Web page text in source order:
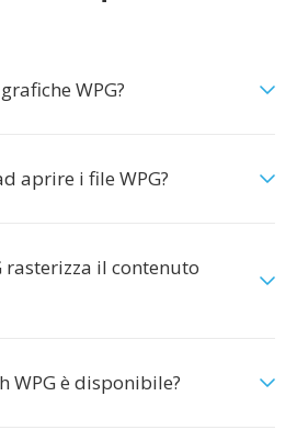
WPG?
aprire i file WPG?
rasterizza il contenuto
WPG è disponibile?